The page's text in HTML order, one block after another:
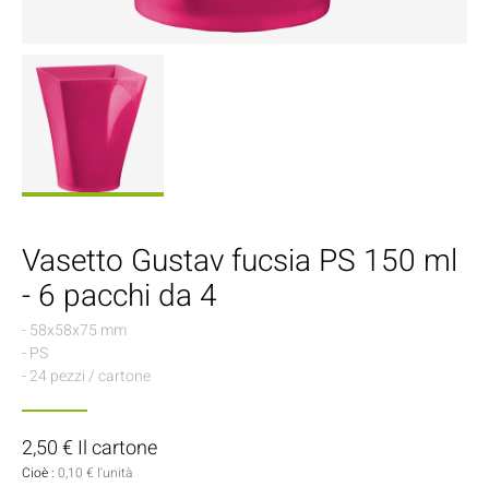
Vasetto Gustav fucsia PS 150 ml
- 6 pacchi da 4
- 58x58x75 mm
- PS
- 24 pezzi / cartone
2,50 € Il cartone
Cioè : 0,10 € l'unità